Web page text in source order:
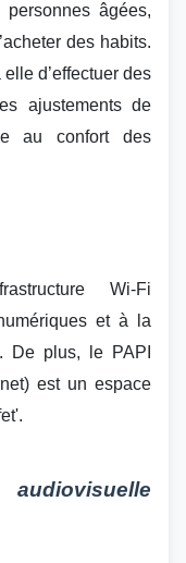
âgées,
des habits.
d’effectuer des
ajustements de
au confort des
Wi-Fi
et à la
De plus, le PAPI
est un espace